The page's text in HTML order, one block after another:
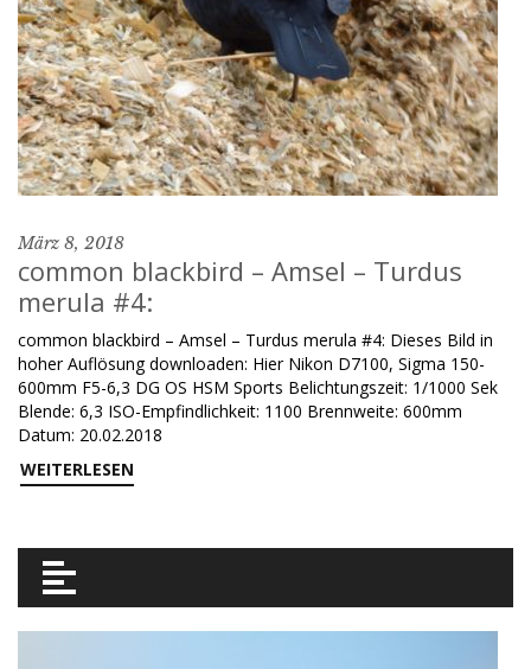
März 8, 2018
common blackbird – Amsel – Turdus
merula #4:
common blackbird – Amsel – Turdus merula #4: Dieses Bild in
hoher Auflösung downloaden: Hier Nikon D7100, Sigma 150-
600mm F5-6,3 DG OS HSM Sports Belichtungszeit: 1/1000 Sek
Blende: 6,3 ISO-Empfindlichkeit: 1100 Brennweite: 600mm
Datum: 20.02.2018
WEITERLESEN